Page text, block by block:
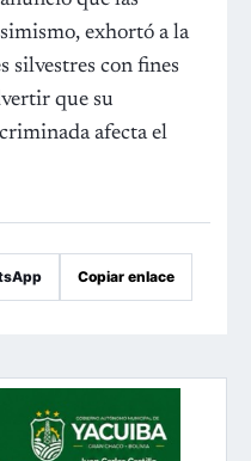
exhortó a la
silvestres con fines
que su
afecta el
Copiar enlace